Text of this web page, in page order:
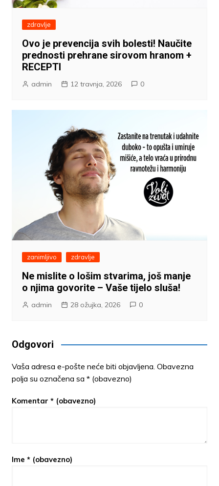
zdravlje
Ovo je prevencija svih bolesti! Naučite
prednosti prehrane sirovom hranom +
RECEPTI
admin 12 travnja, 2026 0
zanimljivo zdravlje
Ne mislite o lošim stvarima, još manje
o njima govorite – Vaše tijelo sluša!
admin 28 ožujka, 2026 0
Odgovori
Vaša adresa e-pošte neće biti objavljena. Obavezna
polja su označena sa * (obavezno)
Komentar * (obavezno)
Ime * (obavezno)